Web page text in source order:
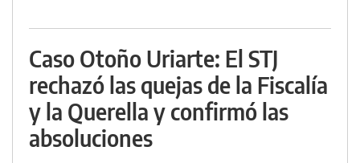
Caso Otoño Uriarte: El STJ
rechazó las quejas de la Fiscalía
y la Querella y confirmó las
absoluciones